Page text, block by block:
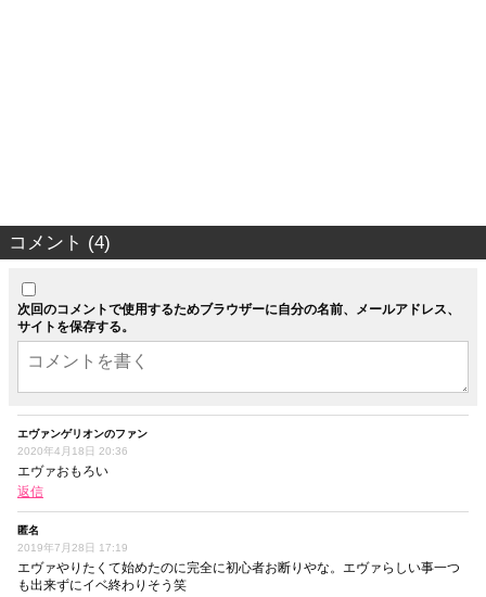
コメント (4)
次回のコメントで使用するためブラウザーに自分の名前、メールアドレス、
サイトを保存する。
エヴァンゲリオンのファン
2020年4月18日 20:36
エヴァおもろい
返信
匿名
2019年7月28日 17:19
エヴァやりたくて始めたのに完全に初心者お断りやな。エヴァらしい事一つ
も出来ずにイベ終わりそう笑